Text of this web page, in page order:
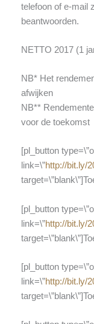
telefoon of e-mail
beantwoorden.
NETTO 2017 (1
NB* Het
afwijken
NB**
voor de toekomst
[pl_button
link=\”http://bit.ly/
[pl_button
link=\”http://bit.ly/
[pl_button
link=\”http://bit.ly/